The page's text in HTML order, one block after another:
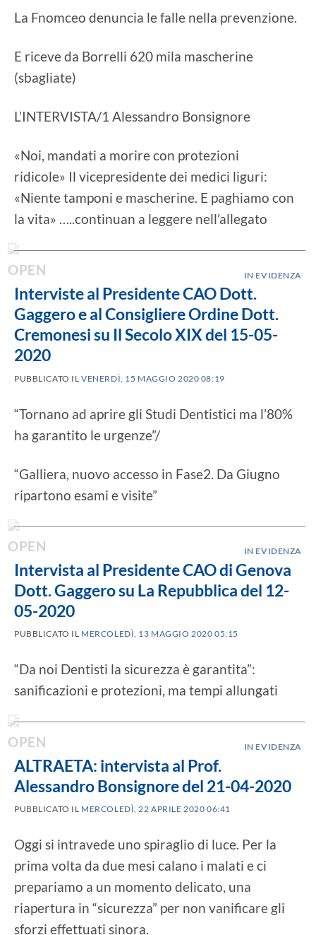
La Fnomceo denuncia le falle nella prevenzione.
E riceve da Borrelli 620 mila mascherine
(sbagliate)
L’INTERVISTA/1 Alessandro Bonsignore
«Noi, mandati a morire con protezioni
ridicole» Il vicepresidente dei medici liguri:
«Niente tamponi e mascherine. E paghiamo con
la vita» …..continuan a leggere nell’allegato
IN EVIDENZA
Interviste al Presidente CAO Dott.
Gaggero e al Consigliere Ordine Dott.
Cremonesi su Il Secolo XIX del 15-05-
2020
PUBBLICATO ILVENERDÌ, 15 MAGGIO 2020 08:19
“Tornano ad aprire gli Studi Dentistici ma l’80%
ha garantito le urgenze”/
“Galliera, nuovo accesso in Fase2. Da Giugno
ripartono esami e visite”
IN EVIDENZA
Intervista al Presidente CAO di Genova
Dott. Gaggero su La Repubblica del 12-
05-2020
PUBBLICATO IL MERCOLEDÌ, 13 MAGGIO 2020 05:15
“Da noi Dentisti la sicurezza è garantita”:
sanificazioni e protezioni, ma tempi allungati
IN EVIDENZA
ALTRAETA: intervista al Prof.
Alessandro Bonsignore del 21-04-2020
PUBBLICATO IL MERCOLEDÌ, 22 APRILE 2020 06:41
Oggi si intravede uno spiraglio di luce. Per la
prima volta da due mesi calano i malati e ci
prepariamo a un momento delicato, una
riapertura in “sicurezza” per non vanificare gli
sforzi effettuati sinora.